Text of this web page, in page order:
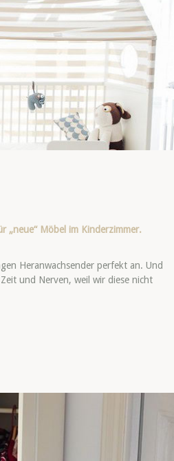
„neue“ Möbel im Kinderzimmer.
Heranwachsender perfekt an. Und
und Nerven, weil wir diese nicht